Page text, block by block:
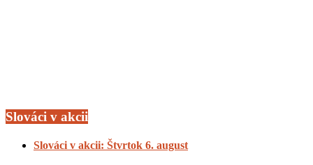
Slováci v akcii
Slováci v akcii: Štvrtok 6. august